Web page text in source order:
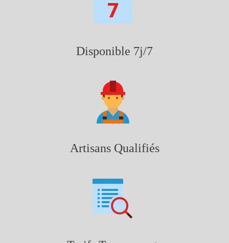
Disponible 7j/7
Artisans Qualifiés